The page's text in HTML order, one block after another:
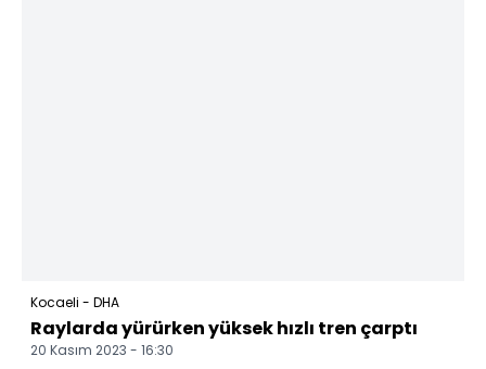
Kocaeli - DHA
Raylarda yürürken yüksek hızlı tren çarptı
20 Kasım 2023 - 16:30